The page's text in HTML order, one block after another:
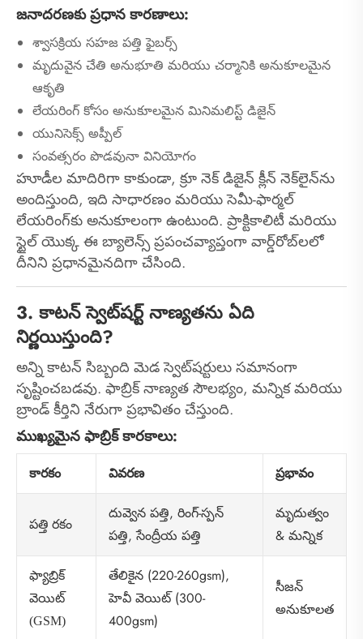
జనాదరణకు ప్రధాన కారణాలు:
శ్వాసక్రియ సహజ పత్తి ఫైబర్స్
మృదువైన చేతి అనుభూతి మరియు చర్మానికి అనుకూలమైన
ఆకృతి
లేయరింగ్ కోసం అనుకూలమైన మినిమలిస్ట్ డిజైన్
యునిసెక్స్ అప్పీల్
సంవత్సరం పొడవునా వినియోగం
హూడీల మాదిరిగా కాకుండా, క్రూ నెక్ డిజైన్ క్లీన్ నెక్‌లైన్‌ను
అందిస్తుంది, ఇది సాధారణం మరియు సెమీ-ఫార్మల్
లేయరింగ్‌కు అనుకూలంగా ఉంటుంది. ప్రాక్టికాలిటీ మరియు
స్టైల్ యొక్క ఈ బ్యాలెన్స్ ప్రపంచవ్యాప్తంగా వార్డ్‌రోబ్‌లలో
దీనిని ప్రధానమైనదిగా చేసింది.
3. కాటన్ స్వెట్‌షర్ట్ నాణ్యతను ఏది
నిర్ణయిస్తుంది?
అన్ని కాటన్ సిబ్బంది మెడ స్వెట్‌షర్టులు సమానంగా
సృష్టించబడవు. ఫాబ్రిక్ నాణ్యత సౌలభ్యం, మన్నిక మరియు
బ్రాండ్ కీర్తిని నేరుగా ప్రభావితం చేస్తుంది.
ముఖ్యమైన ఫాబ్రిక్ కారకాలు:
కారకం వివరణ ప్రభావం
పత్తి రకం
దువ్వెన పత్తి, రింగ్-స్పన్
పత్తి, సేంద్రీయ పత్తి
మృదుత్వం
& మన్నిక
ఫ్యాబ్రిక్
వెయిట్
(GSM)
తేలికైన (220-260gsm),
హెవీ వెయిట్ (300-
400gsm)
సీజన్
అనుకూలత